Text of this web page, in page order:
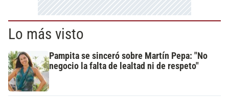
Lo más visto
Pampita se sinceró sobre Martín Pepa: "No
negocio la falta de lealtad ni de respeto"